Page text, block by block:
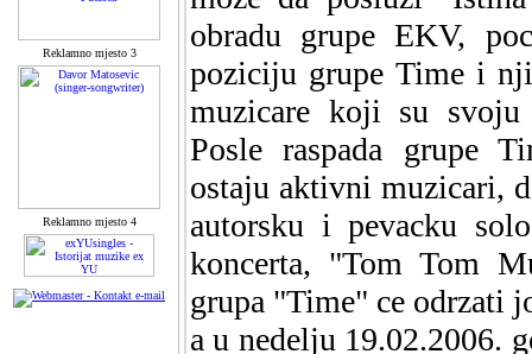
Reklamno mjesto 3
Reklamno mjesto 4
obradu grupe EKV,
poziciju grupe Time i
muzicare koji su svoju
Posle raspada grupe
ostaju aktivni muzicari,
autorsku i pevacku
koncerta, "Tom Tom
grupa "Time" ce odrzati
a u nedelju 19.02.2006.